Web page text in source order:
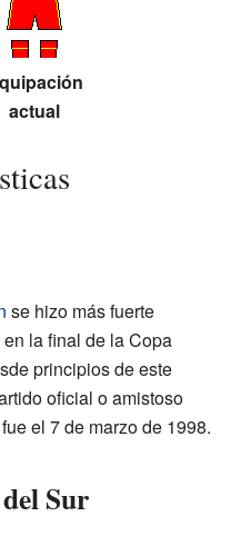
actual
se hizo más fuerte
la final de la Copa
principios de este
oficial o amistoso
el 7 de marzo de 1998.
Sur